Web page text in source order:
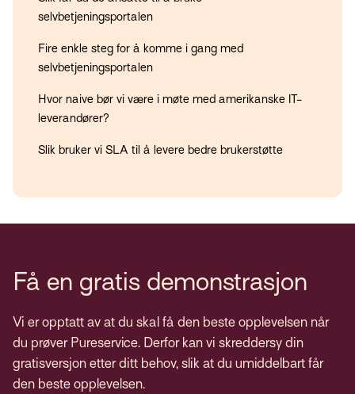
selvbetjeningsportalen
Fire enkle steg for å komme i gang med
selvbetjeningsportalen
Hvor naive bør vi være i møte med amerikanske IT-
leverandører?
Slik bruker vi SLA til å levere bedre brukerstøtte
Få en gratis demonstrasjon
Vi er opptatt av at du skal få den beste opplevelsen når
du prøver Pureservice. Derfor kan vi skreddersy din
gratisversjon etter ditt behov, slik at du umiddelbart får
den beste opplevelsen.